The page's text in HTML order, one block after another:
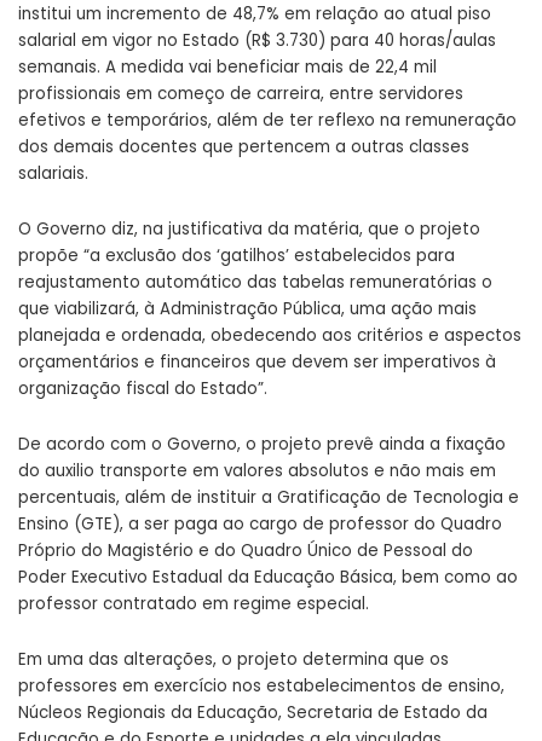
institui um incremento de 48,7% em relação ao atual piso
salarial em vigor no Estado (R$ 3.730) para 40 horas/aulas
semanais. A medida vai beneficiar mais de 22,4 mil
profissionais em começo de carreira, entre servidores
efetivos e temporários, além de ter reflexo na remuneração
dos demais docentes que pertencem a outras classes
salariais.
O Governo diz, na justificativa da matéria, que o projeto
propõe “a exclusão dos ‘gatilhos’ estabelecidos para
reajustamento automático das tabelas remuneratórias o
que viabilizará, à Administração Pública, uma ação mais
planejada e ordenada, obedecendo aos critérios e aspectos
orçamentários e financeiros que devem ser imperativos à
organização fiscal do Estado”.
De acordo com o Governo, o projeto prevê ainda a fixação
do auxilio transporte em valores absolutos e não mais em
percentuais, além de instituir a Gratificação de Tecnologia e
Ensino (GTE), a ser paga ao cargo de professor do Quadro
Próprio do Magistério e do Quadro Único de Pessoal do
Poder Executivo Estadual da Educação Básica, bem como ao
professor contratado em regime especial.
Em uma das alterações, o projeto determina que os
professores em exercício nos estabelecimentos de ensino,
Núcleos Regionais da Educação, Secretaria de Estado da